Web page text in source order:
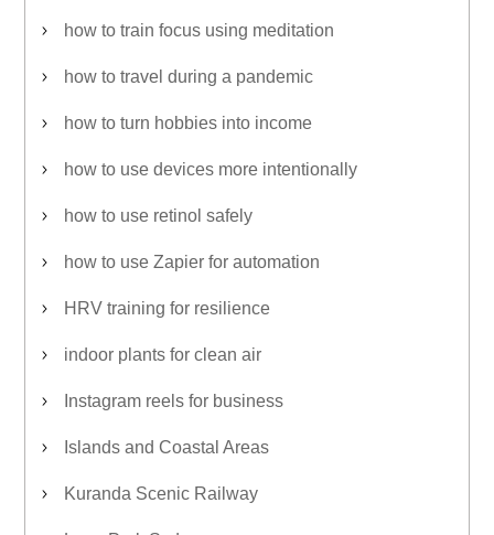
how to train focus using meditation
how to travel during a pandemic
how to turn hobbies into income
how to use devices more intentionally
how to use retinol safely
how to use Zapier for automation
HRV training for resilience
indoor plants for clean air
Instagram reels for business
Islands and Coastal Areas
Kuranda Scenic Railway